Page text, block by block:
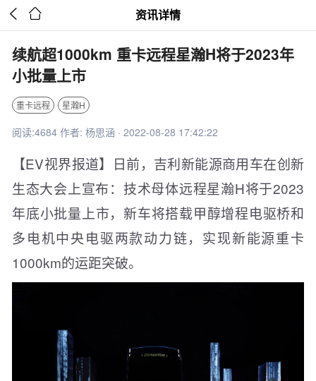
  资讯详情
续航超1000km 重卡远程星瀚H将于2023年
小批量上市
重卡远程 星瀚H
阅读:4684 作者: 杨思涵 · 2022-08-28 17:42:22
【EV视界报道】日前，吉利新能源商用车在创新
生态大会上宣布：技术母体远程星瀚H将于2023
年底小批量上市，新车将搭载甲醇增程电驱桥和
多电机中央电驱两款动力链，实现新能源重卡
1000km的运距突破。